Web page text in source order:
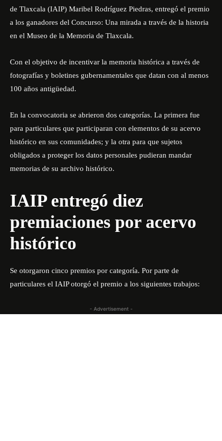
de Tlaxcala (IAIP) Maribel Rodríguez Piedras, entregó el premio
a los ganadores del Concurso: Una mirada a través de la historia
en el Museo de la Memoria de Tlaxcala.
Con el objetivo de incentivar la memoria histórica a través de
fotografías y boletines gubernamentales que datan con al menos
100 años antigüedad.
En la convocatoria se abrieron dos categorías. La primera fue
para particulares que participaran con elementos de su acervo
histórico en sus comunidades; y la otra para que sujetos
obligados a proteger los datos personales pudieran mandar
memorias de su archivo histórico.
IAIP entregó diez
premiaciones por acervo
histórico
Se otorgaron cinco premios por categoría. Por parte de
particulares el IAIP otorgó el premio a los siguientes trabajos:
- Advertisement -